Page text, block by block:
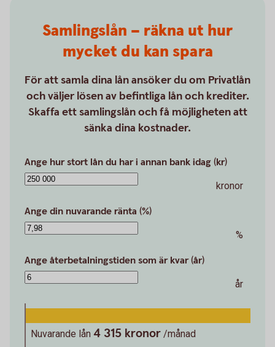
Samlingslån – räkna ut hur
mycket du kan spara
För att samla dina lån ansöker du om Privatlån
och väljer lösen av befintliga lån och krediter.
Skaffa ett samlingslån och få möjligheten att
sänka dina kostnader.
Ange hur stort lån du har i annan bank idag (kr)
kronor
Ange din nuvarande ränta (%)
%
Ange återbetalningstiden som är kvar (år)
år
Nuvarande lån 4 315 kronor /månad